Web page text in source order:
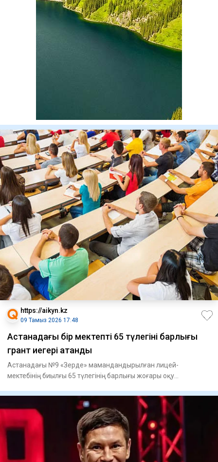
https://aikyn.kz
09 Тамыз 2026 17:48
Астанадағы бір мектептің 65 түлегінің барлығы
грант иегері атанды
Астанадағы №9 «Зерде» мамандандырылған лицей-
мектебінің биылғы 65 түлегінің барлығы жоғары оқу